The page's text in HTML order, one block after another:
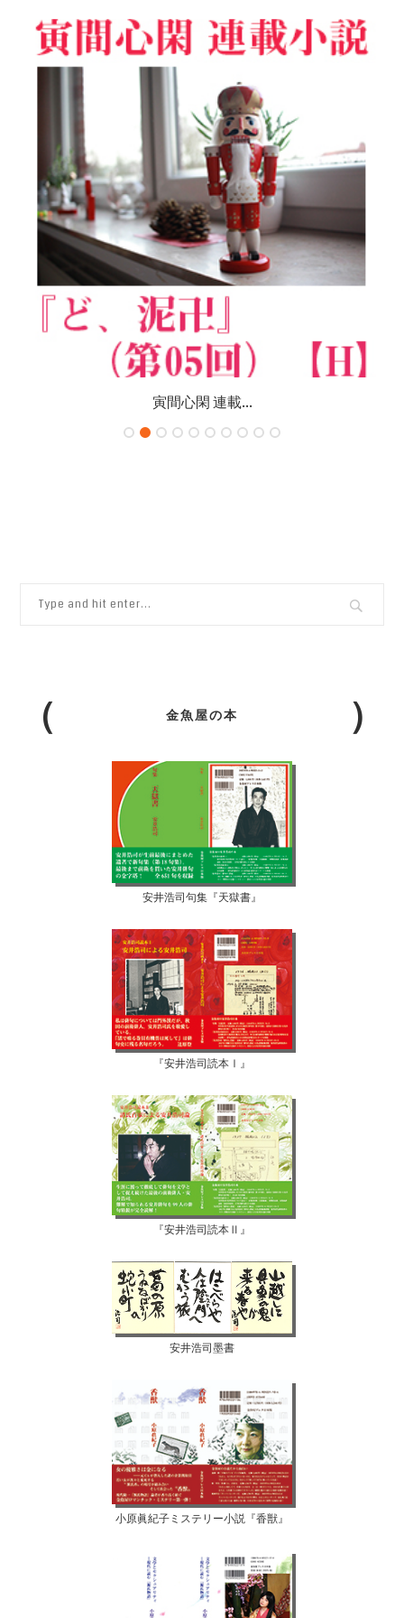
寅間心閑 連載...
金魚屋の本
安井浩司句集『天獄書』
『安井浩司読本Ⅰ』
『安井浩司読本Ⅱ』
安井浩司墨書
小原眞紀子ミステリー小説『香獣』